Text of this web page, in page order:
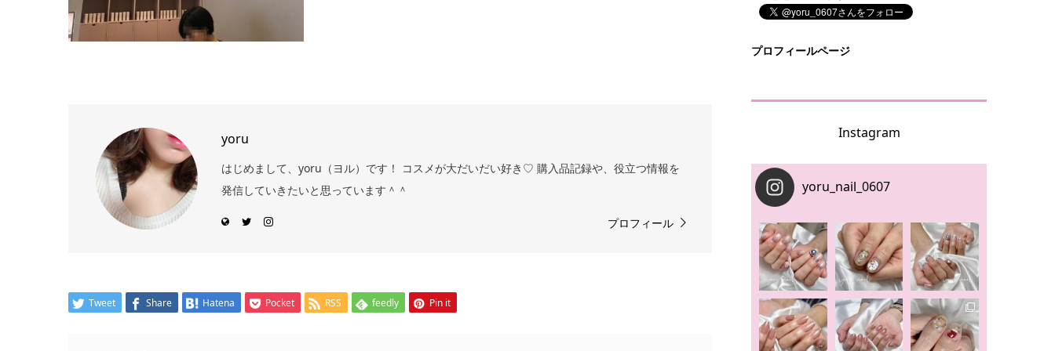
yoru
はじめまして、yoru（ヨル）です！ コスメが大だいだい好き♡ 購入品記録や、役立つ情報を
発信していきたいと思っています＾＾
プロフィール
Tweet Share Hatena Pocket RSS feedly Pin it
プロフィールページ
Instagram
yoru_nail_0607